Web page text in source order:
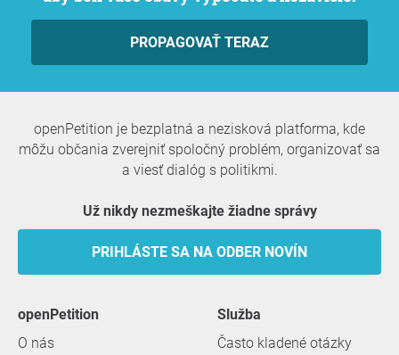
PROPAGOVAŤ TERAZ
openPetition je bezplatná a nezisková platforma, kde
môžu občania zverejniť spoločný problém, organizovať sa
a viesť dialóg s politikmi.
Už nikdy nezmeškajte žiadne správy
PRIHLÁSTE SA NA ODBER NOVÍN
openPetition
O nás
služba
Často kladené otázky